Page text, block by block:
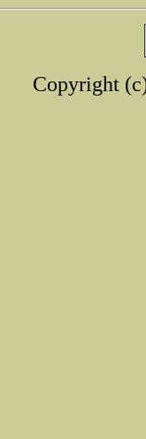
Copyright